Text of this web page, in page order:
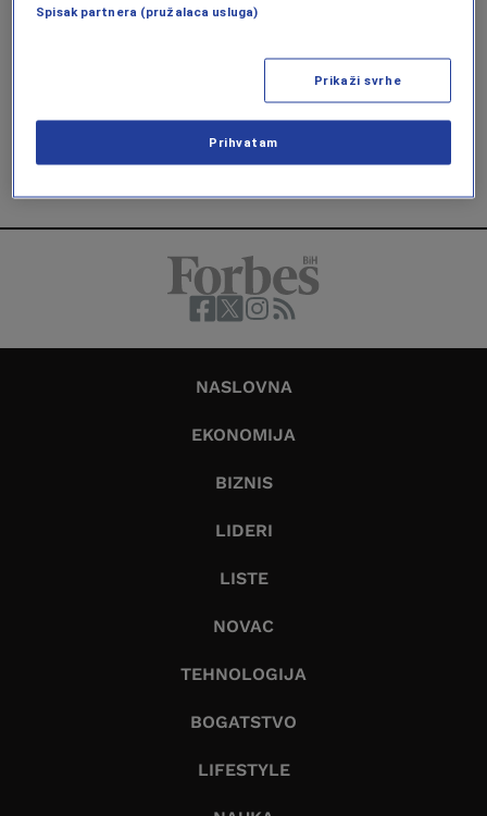
NASLOVNA
EKONOMIJA
BIZNIS
LIDERI
LISTE
NOVAC
TEHNOLOGIJA
BOGATSTVO
LIFESTYLE
Spisak partnera (pružalaca usluga)
Prikaži svrhe
Prihvatam